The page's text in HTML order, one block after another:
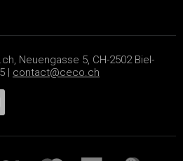
Neuengasse 5, CH-2502 Biel-
| contact@ceco.ch